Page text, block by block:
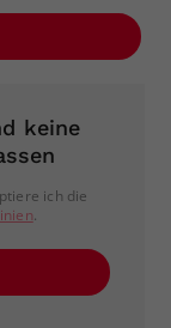
keine
ich die
.